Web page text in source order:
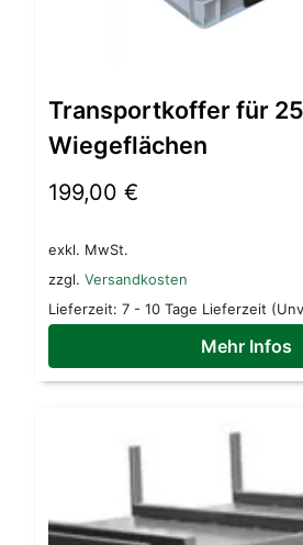
Transportkoffer für
Wiegeflächen
199,00 €
exkl. MwSt.
zzgl. Versandkosten
Lieferzeit: 7 - 10 Tage Lieferzeit
Mehr Infos